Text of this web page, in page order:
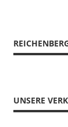
UNSERE